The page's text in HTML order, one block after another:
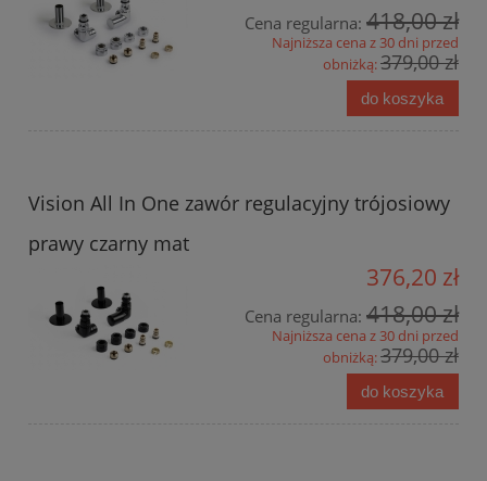
Cena regularna: 418,00 zł
Najniższa cena z 30 dni przed
obniżką:379,00 zł
do koszyka
Vision All In One zawór regulacyjny trójosiowy
prawy czarny mat
376,20 zł
Cena regularna: 418,00 zł
Najniższa cena z 30 dni przed
obniżką:379,00 zł
do koszyka